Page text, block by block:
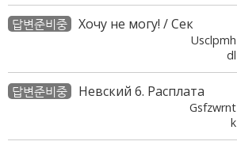
답변준비중 Хочу не могу! / Сек
Usclpmh
dl
답변준비중 Невский 6. Расплата
Gsfzwrnt
k